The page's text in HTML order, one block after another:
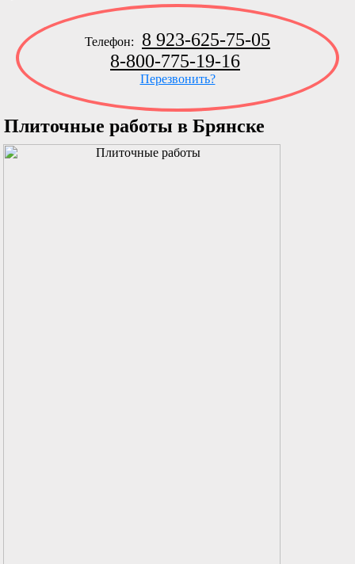
Телефон:
8 923-625-75-05
8-800-775-19-16
Перезвонить?
Плиточные работы в Брянске